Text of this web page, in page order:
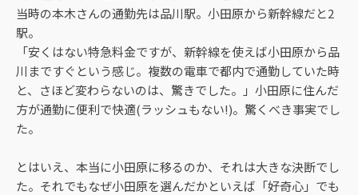
当時の本木さんの通勤先は品川駅。小田原から新幹線だと2
駅。
「安くはない特急料金ですが、新幹線を使えば小田原から品
川まですぐという感じ。複数の電車で都内で通勤していた時
と、さほど変わらないのは、驚きでした。」小田原に住んだ
方が通勤に便利で快適(ラッシュもない!)。驚くべき事実でし
た。
とはいえ、本当に小田原に移るのか、それは大きな決断でし
た。それでもなぜ小田原を選んだかといえば「好奇心」でも